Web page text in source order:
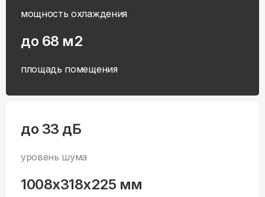
мощность охлаждения
до 68 м2
площадь помещения
до 33 дБ
уровень шума
1008x318x225 мм